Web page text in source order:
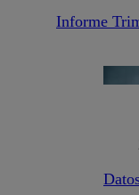
Informe